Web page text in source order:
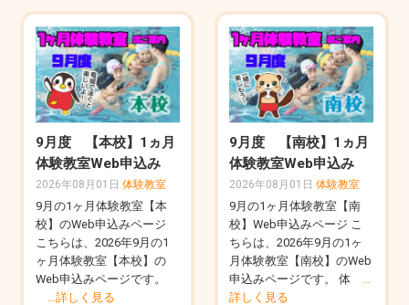
9月度 【本校】1ヵ月
体験教室Web申込み
2026年08月01日 体験教室
9月の1ヶ月体験教室【本
校】のWeb申込みページ
こちらは、2026年9月の1
ヶ月体験教室【本校】の
Web申込みページです。
…詳しく見る
9月度 【南校】1ヵ月
体験教室Web申込み
2026年08月01日 体験教室
9月の1ヶ月体験教室【南
校】Web申込みページ こ
ちらは、2026年9月の1ヶ
月体験教室【南校】のWeb
申込みページです。 体 …
詳しく見る